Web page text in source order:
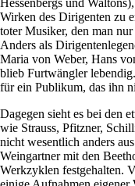
Wirken des Dirigenten zu
toter Musiker, den man
Anders als
Maria von Weber, Hans
blieb Furtwängler
für ein Publikum, das ihn
Dagegen sieht es bei den
wie Strauss, Pfitzner,
nicht wesentlich anders
Weingartner mit den
Werkzyklen festgehalten.